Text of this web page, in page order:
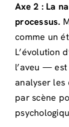
Axe 2 : La
processus.
comme un
L’évolution
l’aveu —
analyser les
par scène